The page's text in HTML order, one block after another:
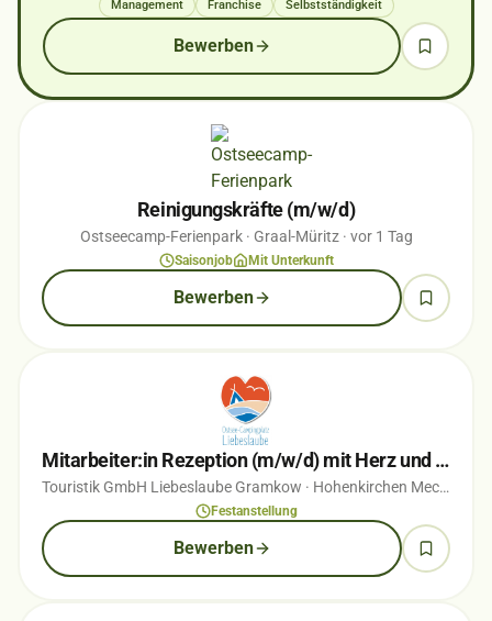
Management Franchise Selbstständigkeit
Bewerben
Reinigungskräfte (m/w/d)
Ostseecamp-Ferienpark· Graal-Müritz· vor 1 Tag
Saisonjob Mit Unterkunft
Bewerben
Mitarbeiter:in Rezeption (m/w/d) mit Herz und Blick für Menschen in Vollzeit
Touristik GmbH Liebeslaube Gramkow · Hohenkirchen Mecklenburg
Festanstellung
Bewerben